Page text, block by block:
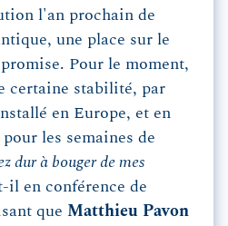
l'an prochain de
une place sur le
Pour le moment,
certaine stabilité, par
en Europe, et en
les semaines de
dur à bouger de mes
il en conférence de
que Matthieu Pavon